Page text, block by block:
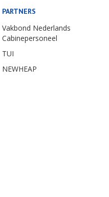
PARTNERS
Vakbond Nederlands
Cabinepersoneel
TUI
NEWHEAP